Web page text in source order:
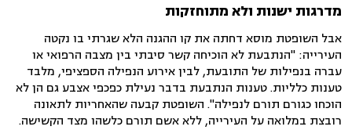
מדרגות ישנות ולא מתוחזקות
אבל השופטת מוסא דחתה את קו ההגנה הלא שגרתי בו נקטה
העירייה: "הנתבעת לא הוכיחה קשר סיבתי בין מצבה הרפואי או
עברה בנפילות של התובעת, לבין אירוע הנפילה הספציפי, מלבד
טענות כלליות. טענות הנתבעת בדבר נעילת כפכפי אצבע גם הן לא
הוכחו כגורם תורם לנפילה". השופטת קבעה שהאחריות לתאונה
רובצת במלואה על העירייה, ללא אשם תורם כלשהו מצד הקשישה.